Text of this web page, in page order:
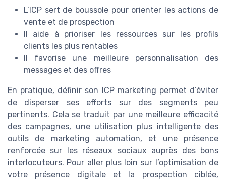
L’ICP sert de boussole pour orienter les actions de
vente et de prospection
Il aide à prioriser les ressources sur les profils
clients les plus rentables
Il favorise une meilleure personnalisation des
messages et des offres
En pratique, définir son ICP marketing permet d’éviter
de disperser ses efforts sur des segments peu
pertinents. Cela se traduit par une meilleure efficacité
des campagnes, une utilisation plus intelligente des
outils de marketing automation, et une présence
renforcée sur les réseaux sociaux auprès des bons
interlocuteurs. Pour aller plus loin sur l’optimisation de
votre présence digitale et la prospection ciblée,